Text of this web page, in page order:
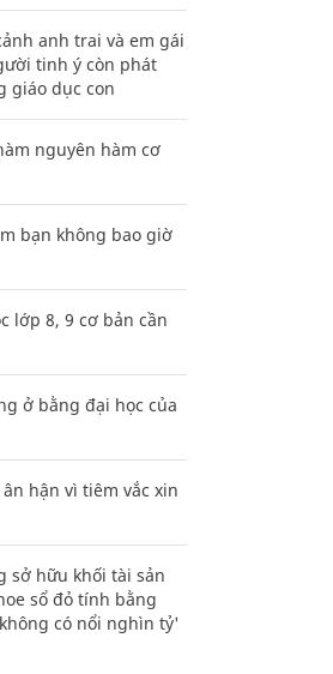
anh trai và em gái
tinh ý còn phát
giáo dục con
nguyên hàm cơ
bạn không bao giờ
lớp 8, 9 cơ bản cần
ở bằng đại học của
hận vì tiêm vắc xin
sở hữu khối tài sản
sổ đỏ tính bằng
có nổi nghìn tỷ'